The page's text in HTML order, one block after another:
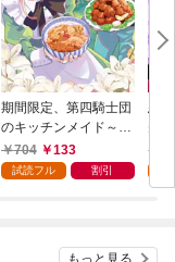
期間限定、第四騎士団
のキッチンメイド～結
婚したくないので就職
しました～@COMIC
704 133
試読フル 割引
悪
先
ラ
の